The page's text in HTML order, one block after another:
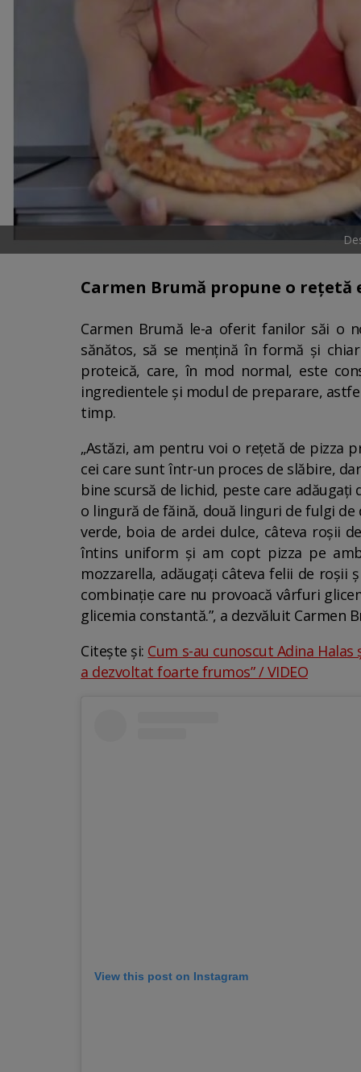
Carmen Brumă propune o
Carmen Brumă le-a oferit fanilor săi o
sănătos, să se mențină în formă și
proteică, care, în mod normal, este
ingredientele și modul de preparare,
timp.
„Astăzi, am pentru voi o rețetă de pizza
cei care sunt într-un proces de slăbire,
bine scursă de lichid, peste care
o lingură de făină, două linguri de fulgi
verde, boia de ardei dulce, câteva roșii
întins uniform și am copt pizza pe
mozzarella, adăugați câteva felii de roșii
combinație care nu provoacă vârfuri
glicemia constantă.”, a dezvăluit Carmen
Citește și: Cum s-au cunoscut Adina
a dezvoltat foarte frumos” / VIDEO
View this post on Instagram